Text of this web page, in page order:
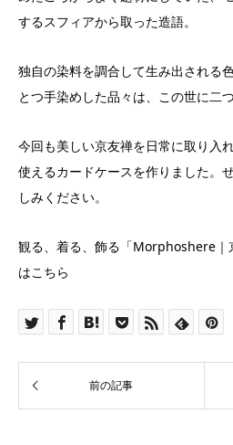
するスフィアから取った造語。
独自の染料を調合して生み出される
とつ手染めした品々は、この世に二
今回も美しい京友禅を日常に取り入
使えるカードケースを作りました。
しみください。
観る、着る、飾る「Morphoshere｜
はこちら